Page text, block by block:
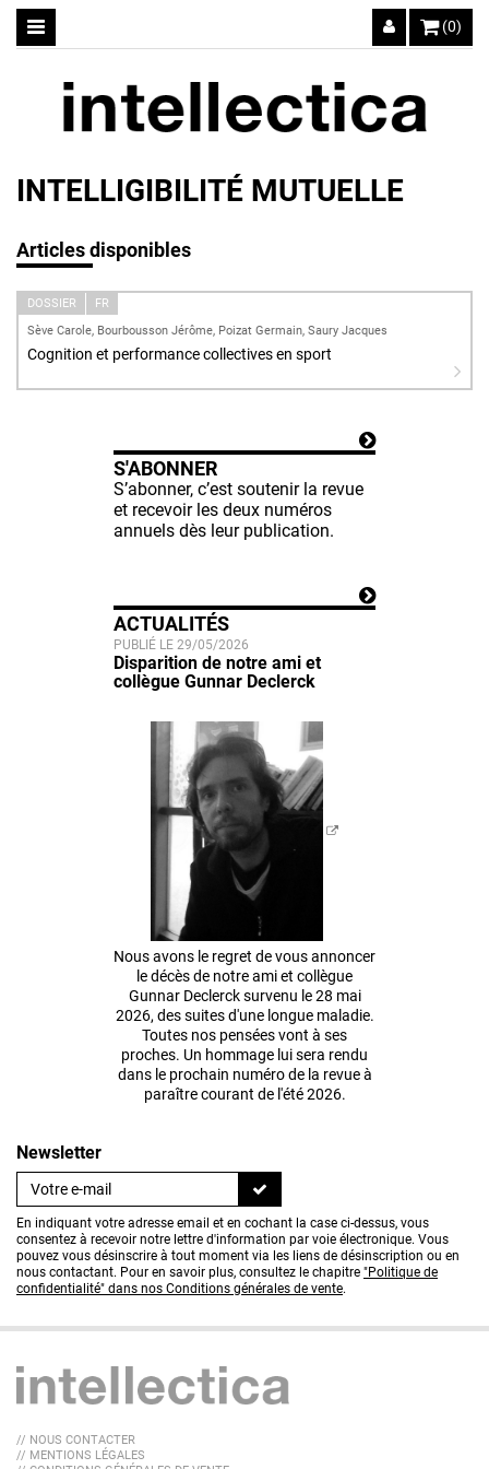
(0)
INTELLIGIBILITÉ MUTUELLE
Articles disponibles
DOSSIER
FR
Sève Carole, Bourbousson Jérôme, Poizat Germain, Saury Jacques
Cognition et performance collectives en sport
S'ABONNER
S’abonner, c’est soutenir la revue
et recevoir les deux numéros
annuels dès leur publication.
ACTUALITÉS
PUBLIÉ LE 29/05/2026
Disparition de notre ami et
collègue Gunnar Declerck
Nous avons le regret de vous annoncer
le décès de notre ami et collègue
Gunnar Declerck survenu le 28 mai
2026, des suites d'une longue maladie.
Toutes nos pensées vont à ses
proches. Un hommage lui sera rendu
dans le prochain numéro de la revue à
paraître courant de l'été 2026.
Newsletter
En indiquant votre adresse email et en cochant la case ci-dessus, vous
consentez à recevoir notre lettre d'information par voie électronique. Vous
pouvez vous désinscrire à tout moment via les liens de désinscription ou en
nous contactant. Pour en savoir plus, consultez le chapitre "Politique de
confidentialité" dans nos Conditions générales de vente.
// NOUS CONTACTER
// MENTIONS LÉGALES